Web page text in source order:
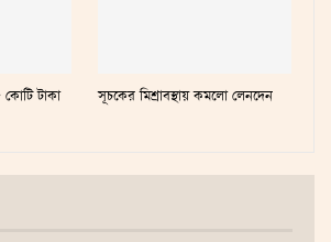
টাকা সূচকের মিশ্রাবস্থায় কমলো লেনদেন